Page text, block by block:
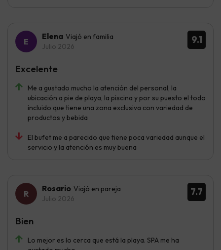
9.1
Elena Viajó en familia
Julio 2026
Me a gustado mucho la atención del personal, la
ubicación a pie de playa, la piscina y por su puesto el todo
incluido que tiene una zona exclusiva con variedad de
productos y bebida
El bufet me a parecido que tiene poca variedad aunque el
servicio y la atención es muy buena
Excelente
7.7
Rosario Viajó en pareja
Julio 2026
Lo mejor es lo cerca que está la playa. SPA me ha
Bien